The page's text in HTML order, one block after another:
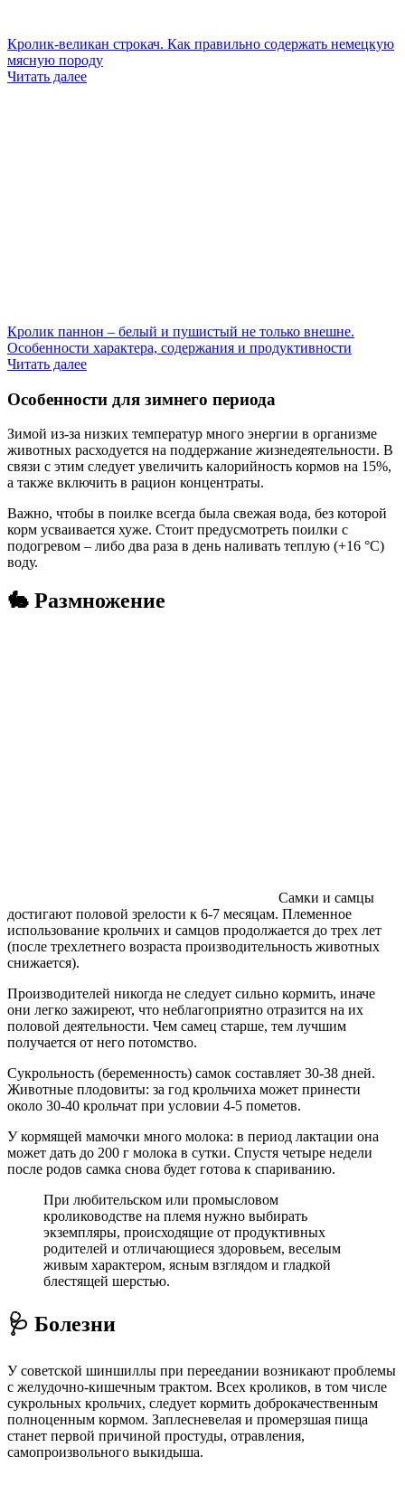
Кролик-великан строкач. Как правильно содержать немецкую
мясную породу
Читать далее
Кролик паннон – белый и пушистый не только внешне.
Особенности характера, содержания и продуктивности
Читать далее
Особенности для зимнего периода
Зимой из-за низких температур много энергии в организме
животных расходуется на поддержание жизнедеятельности. В
связи с этим следует увеличить калорийность кормов на 15%,
а также включить в рацион концентраты.
Важно, чтобы в поилке всегда была свежая вода, без которой
корм усваивается хуже. Стоит предусмотреть поилки с
подогревом – либо два раза в день наливать теплую (+16 °С)
воду.
🐇 Размножение
Самки и самцы
достигают половой зрелости к 6-7 месяцам. Племенное
использование крольчих и самцов продолжается до трех лет
(после трехлетнего возраста производительность животных
снижается).
Производителей никогда не следует сильно кормить, иначе
они легко зажиреют, что неблагоприятно отразится на их
половой деятельности. Чем самец старше, тем лучшим
получается от него потомство.
Сукрольность (беременность) самок составляет 30-38 дней.
Животные плодовиты: за год крольчиха может принести
около 30-40 крольчат при условии 4-5 пометов.
У кормящей мамочки много молока: в период лактации она
может дать до 200 г молока в сутки. Спустя четыре недели
после родов самка снова будет готова к спариванию.
При любительском или промысловом
кролиководстве на племя нужно выбирать
экземпляры, происходящие от продуктивных
родителей и отличающиеся здоровьем, веселым
живым характером, ясным взглядом и гладкой
блестящей шерстью.
🩺 Болезни
У советской шиншиллы при переедании возникают проблемы
с желудочно-кишечным трактом. Всех кроликов, в том числе
сукрольных крольчих, следует кормить доброкачественным
полноценным кормом. Заплесневелая и промерзшая пища
станет первой причиной простуды, отравления,
самопроизвольного выкидыша.